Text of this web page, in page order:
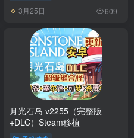
3月25日 609
月光石岛 v2255（完整版
+DLC）Steam移植